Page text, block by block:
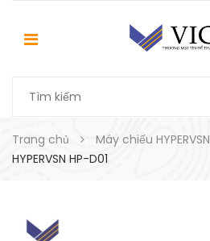
Trang chủ Máy chiếu HYPERVSN
HYPERVSN HP-D01